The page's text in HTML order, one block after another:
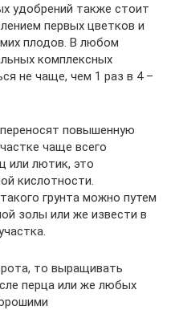
удобрений также стоит
первых цветков и
плодов. В любом
комплексных
не чаще, чем 1 раз в 4 –
повышенную
чаще всего
или лютик, это
кислотности.
грунта можно путем
золы или же извести в
то выращивать
перца или же любых